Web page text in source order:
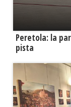
Peretola: la
pista